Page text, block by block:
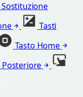
Sostituzione
Tasti
Tasto Home